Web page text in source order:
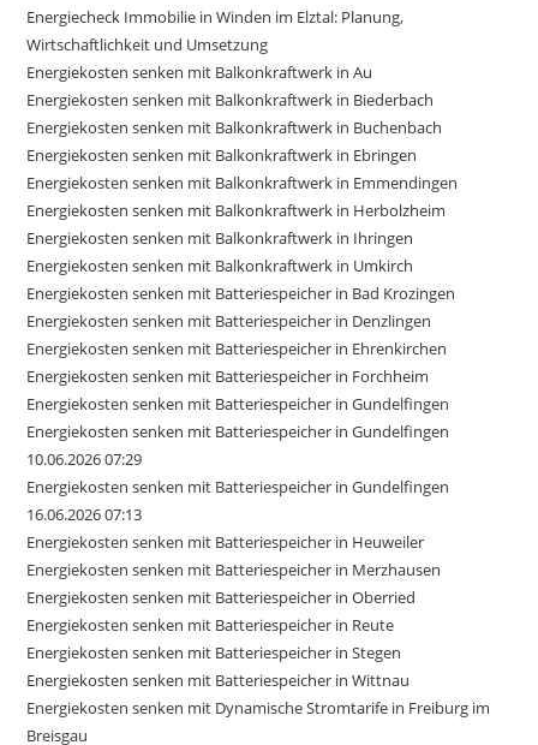
Energiecheck Immobilie in Winden im Elztal: Planung,
Wirtschaftlichkeit und Umsetzung
Energiekosten senken mit Balkonkraftwerk in Au
Energiekosten senken mit Balkonkraftwerk in Biederbach
Energiekosten senken mit Balkonkraftwerk in Buchenbach
Energiekosten senken mit Balkonkraftwerk in Ebringen
Energiekosten senken mit Balkonkraftwerk in Emmendingen
Energiekosten senken mit Balkonkraftwerk in Herbolzheim
Energiekosten senken mit Balkonkraftwerk in Ihringen
Energiekosten senken mit Balkonkraftwerk in Umkirch
Energiekosten senken mit Batteriespeicher in Bad Krozingen
Energiekosten senken mit Batteriespeicher in Denzlingen
Energiekosten senken mit Batteriespeicher in Ehrenkirchen
Energiekosten senken mit Batteriespeicher in Forchheim
Energiekosten senken mit Batteriespeicher in Gundelfingen
Energiekosten senken mit Batteriespeicher in Gundelfingen
10.06.2026 07:29
Energiekosten senken mit Batteriespeicher in Gundelfingen
16.06.2026 07:13
Energiekosten senken mit Batteriespeicher in Heuweiler
Energiekosten senken mit Batteriespeicher in Merzhausen
Energiekosten senken mit Batteriespeicher in Oberried
Energiekosten senken mit Batteriespeicher in Reute
Energiekosten senken mit Batteriespeicher in Stegen
Energiekosten senken mit Batteriespeicher in Wittnau
Energiekosten senken mit Dynamische Stromtarife in Freiburg im
Breisgau